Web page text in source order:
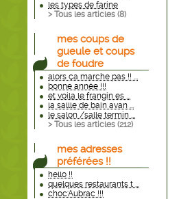
les types de farine
> Tous les articles (8)
mes coups de
gueule et coups
de foudre
alors ça marche pas !! ...
bonne année !!!
et voila le frangin es ...
la sallle de bain avan ...
le salon /salle termin ...
> Tous les articles (212)
mes adresses
préférées !!
hello !!
quelques restaurants t ...
choc'Aubrac !!!